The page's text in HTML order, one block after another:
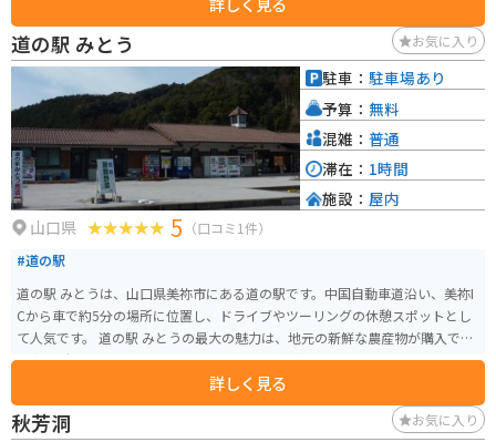
心です。 周辺には、秋吉台や秋芳洞といった観光スポットも点在しており、
観光の拠点としても便利です。
道の駅 みとう お気に入り
山口県 5 （口コミ1件）
#道の駅
道の駅 みとうは、山口県美祢市にある道の駅です。中国自動車道沿い、美祢I
Cから車で約5分の場所に位置し、ドライブやツーリングの休憩スポットとし
て人気です。 道の駅 みとうの最大の魅力は、地元の新鮮な農産物が購入でき
る直売所です。旬の野菜や果物はもちろん、美祢市ならではの特産品も販売
されています。また、併設のレストランでは、地元食材をふんだんに使った
料理を楽しむことができます。おすすめは、美祢産のブランド豚「美東ごぼ
う pork」を使った料理です。 バイクで訪れる場合、道の駅 みとうには広 spa
詳しく見る
駐車： 駐車場あり
予算： 無料
混雑： 普通
滞在： 1時間
施設： 屋内
秋芳洞 お気に入り